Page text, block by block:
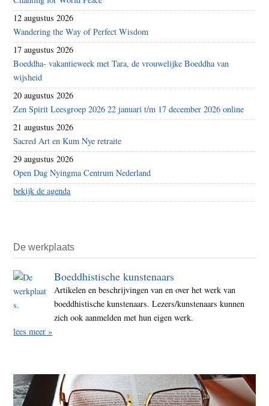
12 augustus 2026
Wandering the Way of Perfect Wisdom
17 augustus 2026
Boeddha- vakantieweek met Tara, de vrouwelijke Boeddha van
wijsheid
20 augustus 2026
Zen Spirit Leesgroep 2026 22 januari t/m 17 december 2026 online
21 augustus 2026
Sacred Art en Kum Nye retraite
29 augustus 2026
Open Dag Nyingma Centrum Nederland
bekijk de agenda
De werkplaats
Boeddhistische kunstenaars
Artikelen en beschrijvingen van en over het werk van
boeddhistische kunstenaars. Lezers/kunstenaars kunnen
zich ook aanmelden met hun eigen werk.
lees meer »